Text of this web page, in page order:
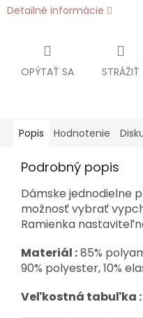
Detailné informácie
OPÝTAŤ SA STRÁŽIŤ
Popis Hodnotenie
Podrobný popis
Dámske jednodielne
možnosť vybrať
Ramienka
Materiál :85%
90% polyester, 10%
Veľkostná tabuľka :